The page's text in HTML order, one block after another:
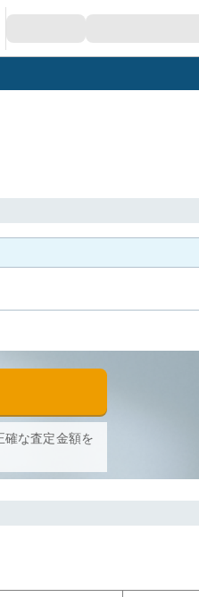
確な査定金額を